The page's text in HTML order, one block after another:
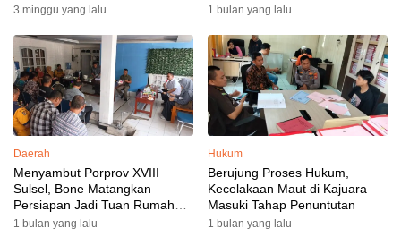
3 minggu yang lalu 1 bulan yang lalu
Daerah
Menyambut Porprov XVIII
Sulsel, Bone Matangkan
Persiapan Jadi Tuan Rumah
yang Berkesan: Wakil Bupati
1 bulan yang lalu
Hukum
Berujung Proses Hukum,
Kecelakaan Maut di Kajuara
Masuki Tahap Penuntutan
1 bulan yang lalu